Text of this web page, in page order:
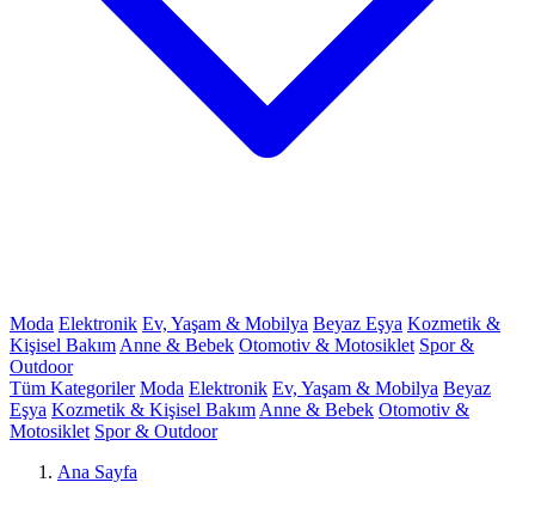
Moda Elektronik Ev, Yaşam & Mobilya Beyaz Eşya Kozmetik &
Kişisel Bakım Anne & Bebek Otomotiv & Motosiklet Spor &
Outdoor
Tüm Kategoriler Moda Elektronik Ev, Yaşam & Mobilya Beyaz
Eşya Kozmetik & Kişisel Bakım Anne & Bebek Otomotiv &
Motosiklet Spor & Outdoor
Ana Sayfa